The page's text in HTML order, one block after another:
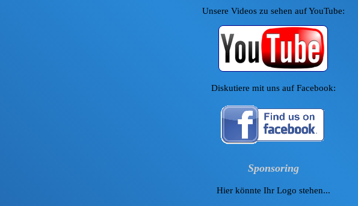
Unsere Videos zu sehen auf YouTube:
Diskutiere mit uns auf Facebook:
Sponsoring
Hier könnte Ihr Logo stehen...